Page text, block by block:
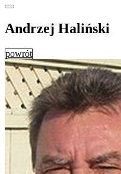
Andrzej Haliński
powrót